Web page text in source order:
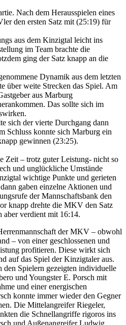
Nach dem Herausspielen eines
den ersten Satz mit (25:19) für
aus dem Kinzigtal leicht ins
im Team brachte die
ging der Satz knapp an die
Dynamik aus dem letzten
über weite Strecken das Spiel. Am
aus Marburg
Das sollte sich im
sich der vierte Durchgang dann
Schluss konnte sich Marburg ein
gewinnen (23:25).
Zeit – trotz guter Leistung- nicht so
und unglückliche Umstände
wichtige Punkte und gerieten
gaben einzelne Aktionen und
der Mannschaftsbank den
knapp drehte die MKV den Satz
aber verdient mit 16:14.
der MKV – obwohl
– von einer geschlossenen und
profitieren. Diese wirkt sich
auf das Spiel der Kinzigtaler aus.
Spielern gezeigten individuelle
und Youngster E. Porsch mit
und einer energischen
konnte immer wieder den Gegner
Die Mittelangreifer Riegeler,
die Schnellangriffe rigoros ins
und Außenangreifer Ludwig